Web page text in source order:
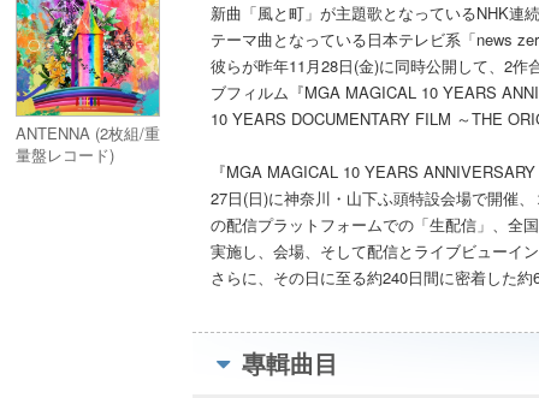
ANTENNA (2枚組/重
量盤レコード)
新曲「風と町」が主題歌となっているNHK連
テーマ曲となっている日本テレビ系「news
彼らが昨年11月28日(金)に同時公開して、2
ブフィルム『MGA MAGICAL 10 YEARS
10 YEARS DOCUMENTARY FILM ～THE
『MGA MAGICAL 10 YEARS
27日(日)に神奈川・山下ふ頭特設会場で開催
の配信プラットフォームでの「生配信」、全
実施し、会場、そして配信とライブビューイ
さらに、その日に至る約240日間に密着した
專輯曲目